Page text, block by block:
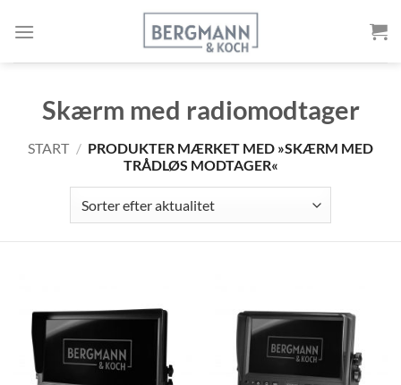
Skærm med radiomodtager
START / PRODUKTER MÆRKET MED »SKÆRM MED
TRÅDLØS MODTAGER«